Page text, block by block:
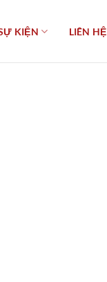
KIỆN LIÊN HỆ